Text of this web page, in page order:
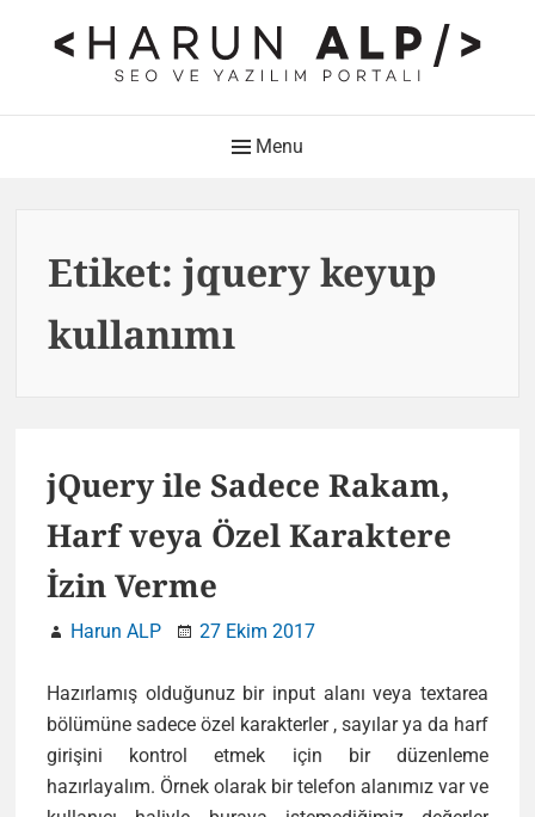
HARUN ALP Kişisel Blog –
SEO ve Yazılım Portalı
Menu
Etiket: jquery keyup
kullanımı
jQuery ile Sadece Rakam,
Harf veya Özel Karaktere
İzin Verme
Harun ALP 27 Ekim 2017
Hazırlamış olduğunuz bir input alanı veya textarea
bölümüne sadece özel karakterler , sayılar ya da harf
girişini kontrol etmek için bir düzenleme
hazırlayalım. Örnek olarak bir telefon alanımız var ve